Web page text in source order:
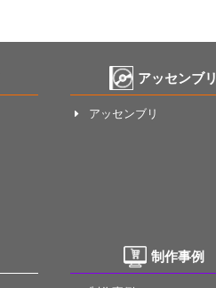
アッセンブリ
E アッセンブリ
制作事例